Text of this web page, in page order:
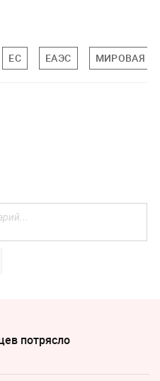
ЕС ЕАЭС МИРОВАЯ
потрясло